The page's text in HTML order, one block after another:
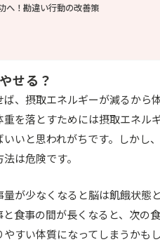
へ！勘違い行動の改善策
せる？
ば、摂取エネルギーが減るから
重を落とすためには摂取エネル
いいと思われがちです。しかし
は危険です。
量が少なくなると脳は飢餓状態
と食事の間が長くなると、次の
すい体質になってしまうかもし